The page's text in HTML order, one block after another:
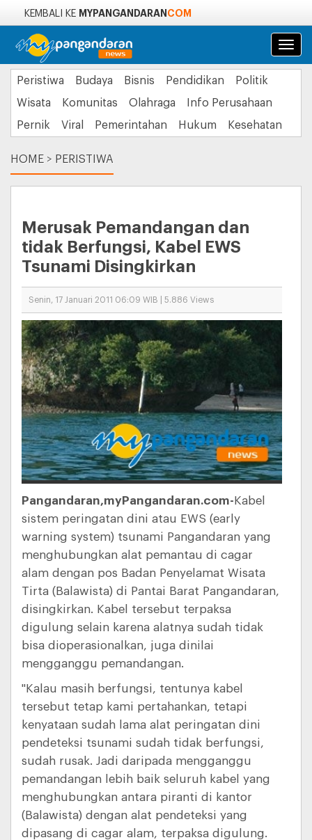
KEMBALI KE MYPANGANDARAN COM
Peristiwa Budaya Bisnis Pendidikan
Politik
Wisata
Komunitas Olahraga
Info Perusahaan
Pernik
Viral Pemerintahan Hukum Kesehatan
HOME > PERISTIWA
Merusak Pemandangan dan
tidak Berfungsi, Kabel EWS
Tsunami Disingkirkan
Senin, 17 Januari 2011 06:09 WIB | 5.886 Views
Pangandaran,myPangandaran.com- Kabel
sistem peringatan dini atau EWS (early
warning system) tsunami Pangandaran yang
menghubungkan alat pemantau di cagar
alam dengan pos Badan Penyelamat Wisata
Tirta (Balawista) di Pantai Barat Pangandaran,
disingkirkan. Kabel tersebut terpaksa
digulung selain karena alatnya sudah tidak
bisa dioperasionalkan, juga dinilai
mengganggu pemandangan.
"Kalau masih berfungsi, tentunya kabel
tersebut tetap kami pertahankan, tetapi
kenyataan sudah lama alat peringatan dini
pendeteksi tsunami sudah tidak berfungsi,
sudah rusak. Jadi daripada mengganggu
pemandangan lebih baik seluruh kabel yang
menghubungkan antara piranti di kantor
(Balawista) dengan alat pendeteksi yang
dipasang di cagar alam, terpaksa digulung.